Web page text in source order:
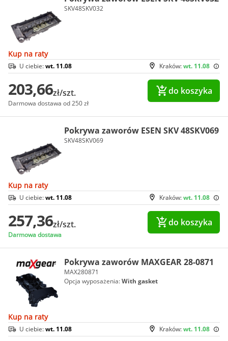
SKV48SKV032
Kup na raty
Kraków:wt. 11.08
U ciebie:wt. 11.08
203,66zł/szt.
Darmowa dostawa od 250 zł
do koszyka
Pokrywa zaworów ESEN SKV 48SKV069
SKV48SKV069
Kup na raty
Kraków:wt. 11.08
U ciebie:wt. 11.08
257,36zł/szt.
Darmowa dostawa
do koszyka
Pokrywa zaworów MAXGEAR 28-0871
MAX280871
Opcja wyposażenia:With gasket
Kup na raty
Kraków:wt. 11.08
U ciebie:wt. 11.08